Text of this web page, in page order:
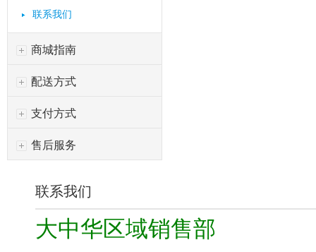
联系我们
商城指南
配送方式
支付方式
售后服务
联系我们
大中华区域销售部